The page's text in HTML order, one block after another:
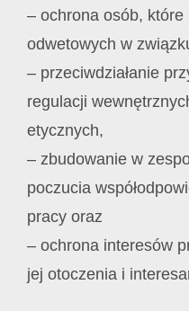
– ochrona osób, które
odwetowych w
– przeciwdziałanie
regulacji
etycznych,
– zbudowanie w
poczucia
pracy oraz
– ochrona interesów
jej otoczenia i